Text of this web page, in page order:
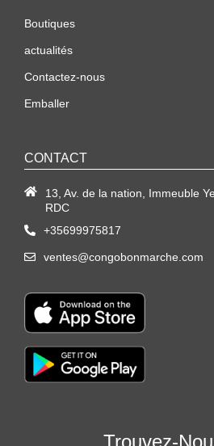
Boutiques
actualités
Contactez-nous
Emballer
CONTACT
13, Av. de la nation, Immeuble
RDC
+35699975817
ventes@congobonmarche.com
Trouvez-